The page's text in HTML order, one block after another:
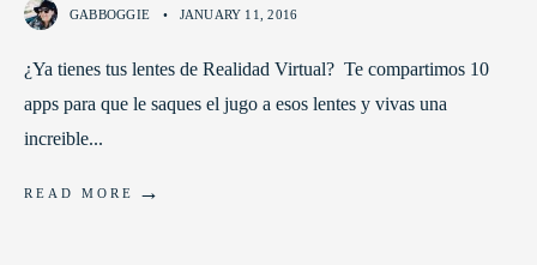
GABBOGGIE • JANUARY 11, 2016
¿Ya tienes tus lentes de Realidad Virtual? Te compartimos 10
apps para que le saques el jugo a esos lentes y vivas una
increible...
READ MORE →